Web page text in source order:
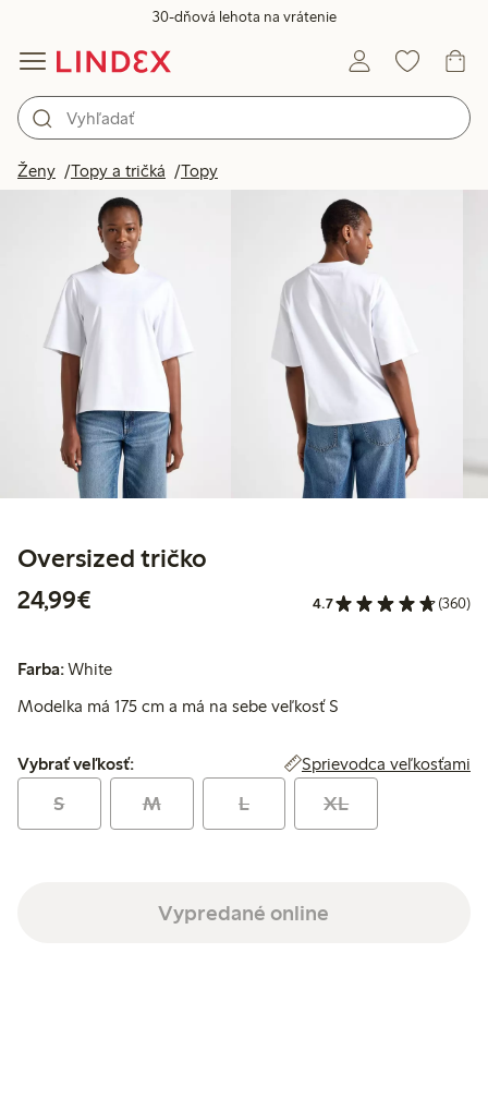
30-dňová lehota na vrátenie
Ženy Topy a tričká Topy
Oversized tričko
24,99€
4.7 (360)
Farba:White
Modelka má 175 cm a má na sebe veľkosť S
Vybrať veľkosť:
Vybrať veľkosť: Sprievodca veľkosťami
S M L XL
Vypredané online